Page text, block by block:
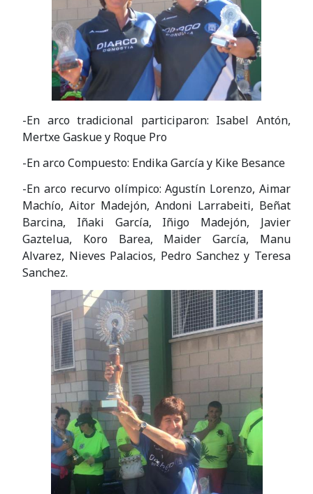
-En arco tradicional participaron: Isabel Antón,
Mertxe Gaskue y Roque Pro
-En arco Compuesto: Endika García y Kike Besance
-En arco recurvo olímpico: Agustín Lorenzo, Aimar
Machío, Aitor Madejón, Andoni Larrabeiti, Beñat
Barcina, Iñaki García, Iñigo Madejón, Javier
Gaztelua, Koro Barea, Maider García, Manu
Alvarez, Nieves Palacios, Pedro Sanchez y Teresa
Sanchez.